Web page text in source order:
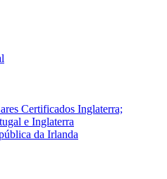
Certificados Inglaterra;
e Inglaterra
da Irlanda